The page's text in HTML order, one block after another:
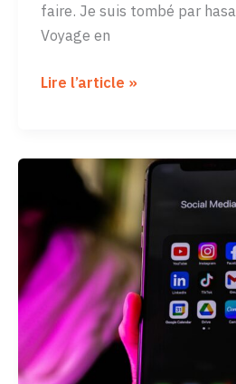
faire. Je suis tombé par
Voyage en
Voyage
quand
l’Etat
français
renforce
la
domination
culturelle
de
Google
Lire l’article »